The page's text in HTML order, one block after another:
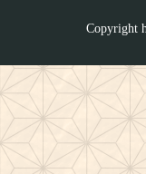
Copyright